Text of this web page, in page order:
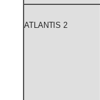
ATLANTIS 2